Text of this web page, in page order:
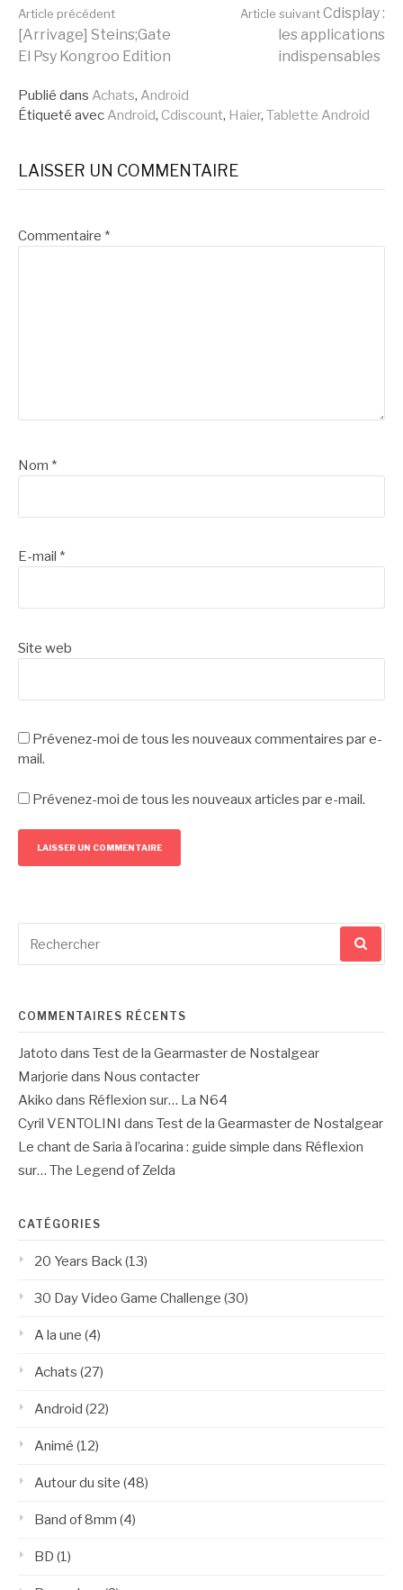
Lire
la
Article précédent
[Arrivage] Steins;Gate
El Psy Kongroo Edition
Article suivantCdisplay :
les applications
indispensables
Publié dans Achats, Android
Étiqueté avec Android, Cdiscount, Haier, Tablette Android
LAISSER UN COMMENTAIRE
Commentaire *
Nom *
E-mail *
Site web
Prévenez-moi de tous les nouveaux commentaires par e-
mail.
Prévenez-moi de tous les nouveaux articles par e-mail.
pour
COMMENTAIRES RÉCENTS
Jatoto dans Test de la Gearmaster de Nostalgear
Marjorie dans Nous contacter
Akiko dans Réflexion sur… La N64
Cyril VENTOLINI dans Test de la Gearmaster de Nostalgear
Le chant de Saria à l’ocarina : guide simple dans Réflexion
sur… The Legend of Zelda
CATÉGORIES
20 Years Back(13)
30 Day Video Game Challenge (30)
A la une (4)
Achats (27)
Android (22)
Animé (12)
Autour du site (48)
Band of 8mm (4)
BD (1)